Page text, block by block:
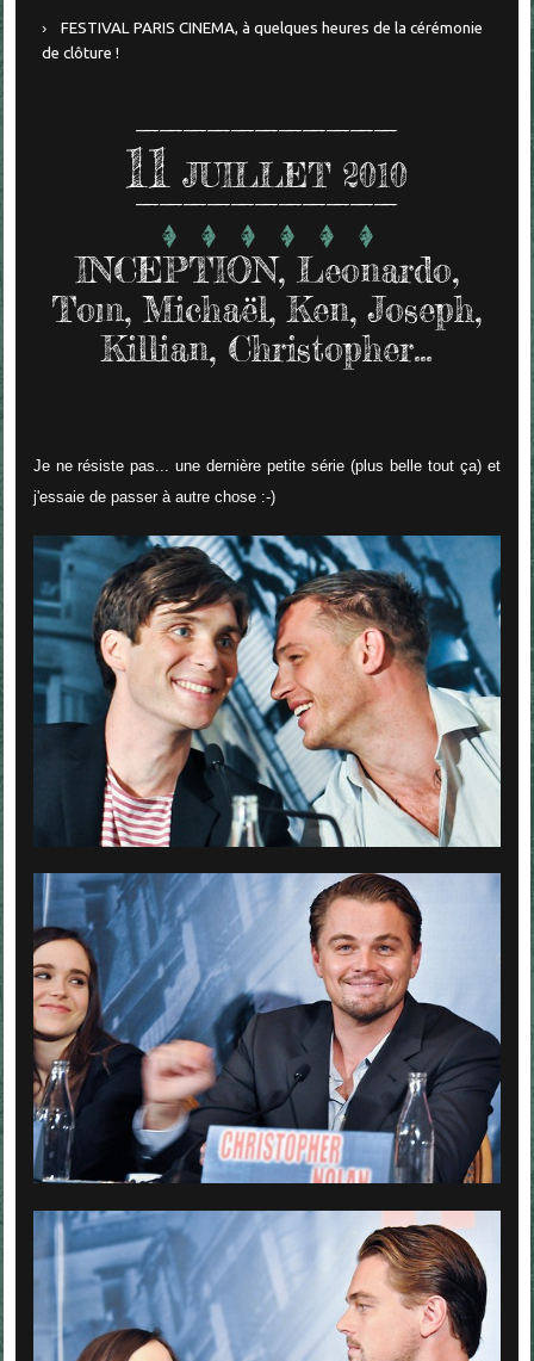
FESTIVAL PARIS CINEMA, à quelques heures de la cérémonie
de clôture !
11 JUILLET 2010
INCEPTION, Leonardo,
Tom, Michaël, Ken, Joseph,
Killian, Christopher...
Je ne résiste pas... une dernière petite série (plus belle tout ça) et
j'essaie de passer à autre chose :-)